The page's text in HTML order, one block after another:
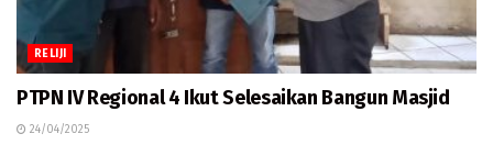
RELIJI
PTPN IV Regional 4 Ikut Selesaikan Bangun Masjid
24/04/2025